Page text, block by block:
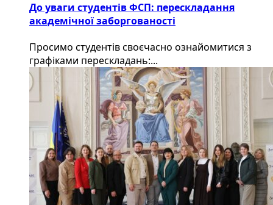
До уваги студентів ФСП: перескладання
академічної заборгованості
Просимо студентів своєчасно ознайомитися з
графіками перескладань:...